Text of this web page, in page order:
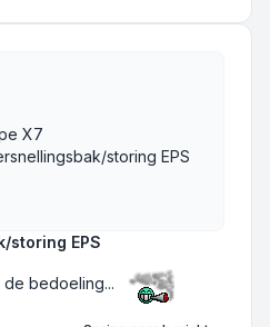
storing EPS
bedoeling...
X7
storing EPS